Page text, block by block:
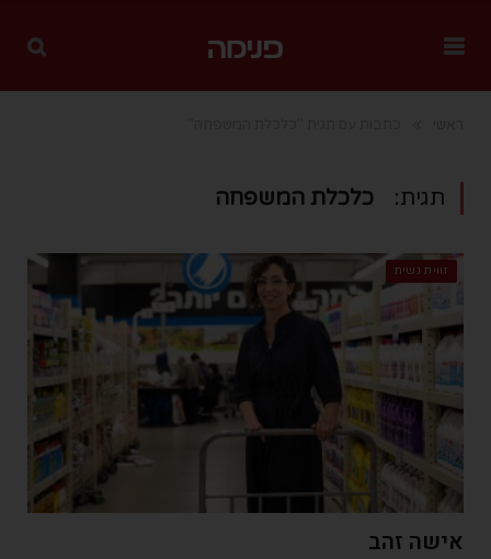
תגית: כלכלת המשפחה
זווית נשית
אישה זהב